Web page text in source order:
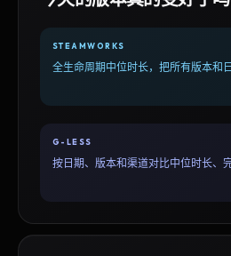
STEAMWORKS
全生命周期中位时长，把所有版本和
G-LESS
按日期、版本和渠道对比中位时长、